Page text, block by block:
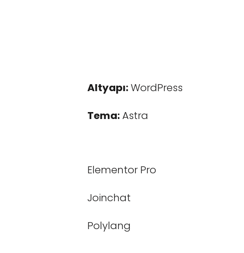
Altyapı:WordPress
Tema:Astra
Elementor Pro
Joinchat
Polylang